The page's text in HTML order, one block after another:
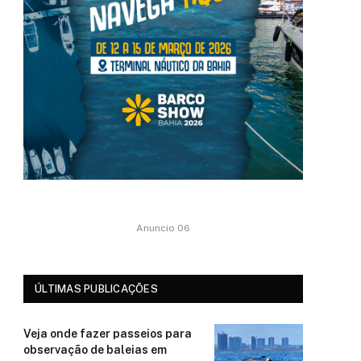
Anuncio 06
ÚLTIMAS PUBLICAÇÕES
Veja onde fazer passeios para
observação de baleias em